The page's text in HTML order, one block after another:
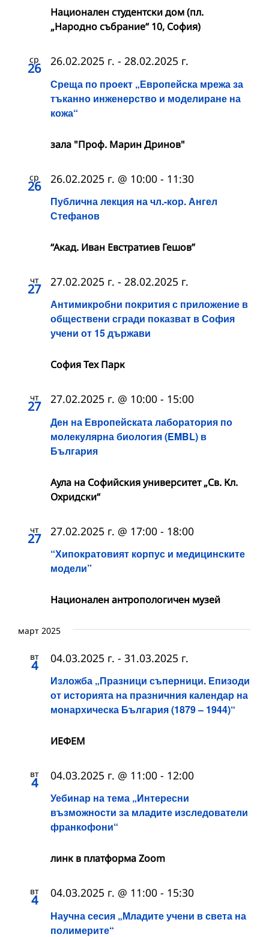
Национален студентски дом (пл.
„Народно събрание“ 10, София)
ср
26
Среща по проект „Европейска мрежа за
тъканно инженерство и моделиране на
кожа“
26.02.2025 г. - 28.02.2025 г.
зала "Проф. Марин Дринов"
ср
26
Публична лекция на чл.-кор. Ангел
Стефанов
26.02.2025 г. @ 10:00 - 11:30
“Акад. Иван Евстратиев Гешов”
чт
27
Антимикробни покрития с приложение в
обществени сгради показват в София
учени от 15 държави
27.02.2025 г. - 28.02.2025 г.
София Тех Парк
чт
27
Ден на Европейската лаборатория по
молекулярна биология (EMBL) в
България
27.02.2025 г. @ 10:00 - 15:00
Аула на Софийския университет „Св. Кл.
Охридски“
чт
27
“Хипократовият корпус и медицинските
модели”
27.02.2025 г. @ 17:00 - 18:00
Национален антропологичен музей
март 2025
вт
4
Изложба „Празници съперници. Епизоди
от историята на празничния календар на
монархическа България (1879 – 1944)“
04.03.2025 г. - 31.03.2025 г.
ИЕФЕМ
вт
4
Уебинар на тема „Интересни
възможности за младите изследователи
франкофони“
04.03.2025 г. @ 11:00 - 12:00
линк в платформа Zoom
вт
4
Научна сесия „Младите учени в света на
полимерите“
04.03.2025 г. @ 11:00 - 15:30